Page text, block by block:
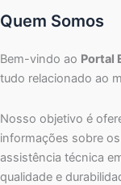
Quem Somos
Bem-vindo ao Portal
tudo relacionado ao
Nosso objetivo é
informações sobre
assistência técnica
qualidade e